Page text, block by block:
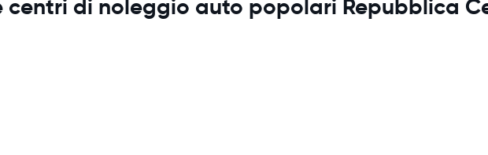
centri di noleggio auto popolari Repubblica